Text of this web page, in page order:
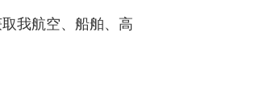
我航空、船舶、高